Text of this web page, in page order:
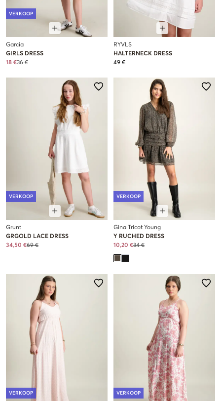
VERKOOP
Garcia
GIRLS DRESS
18 €36 €
RYVLS
HALTERNECK DRESS
49 €
VERKOOP
Grunt
GRGOLD LACE DRESS
34,50 €69 €
VERKOOP
Gina Tricot Young
Y RUCHED DRESS
10,20 €34 €
VERKOOP VERKOOP